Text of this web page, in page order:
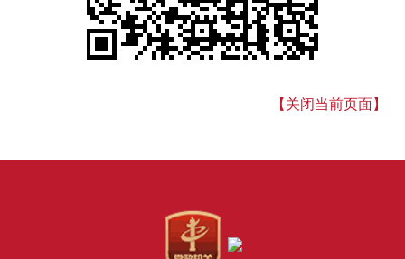
【关闭当前页面】